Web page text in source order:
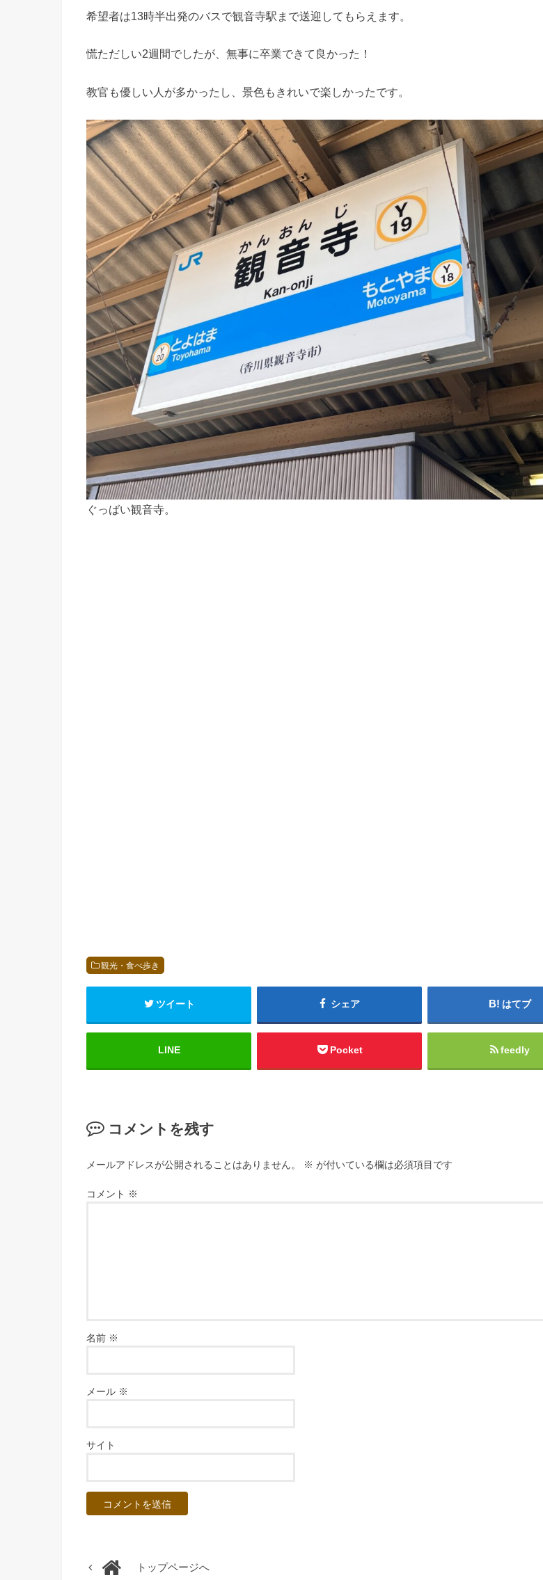
希望者は13時半出発のバスで観音寺駅まで送迎してもらえます。
慌ただしい2週間でしたが、無事に卒業できて良かった！
教官も優しい人が多かったし、景色もきれいで楽しかったです。
ぐっばい観音寺。
観光・食べ歩き
ツイート シェア はてブ
LINE Pocket feedly
コメントを残す
メールアドレスが公開されることはありません。 ※ が付いている欄は必須項目です
コメント ※
名前 ※
メール ※
サイト
トップページへ